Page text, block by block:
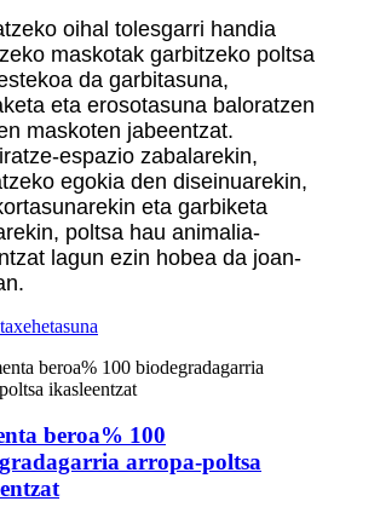
oihal tolesgarri handia
maskotak garbitzeko poltsa
da garbitasuna,
eta erosotasuna baloratzen
maskoten jabeentzat.
espazio zabalarekin,
egokia den diseinuarekin,
eta garbiketa
poltsa hau animalia-
lagun ezin hobea da joan-
xehetasuna
beroa% 100
arropa-poltsa